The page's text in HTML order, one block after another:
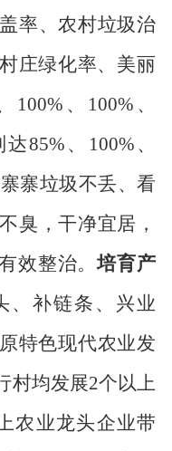
率、农村垃圾治
庄绿化率、 美丽
100% 、 100% 、
达85% 、 100% 、
寨垃圾不丢、看
臭，干净宜居，
效整治。培育产
、补链条、 兴业
特色现代农业发
村均发展2个以上
农业龙头企业带